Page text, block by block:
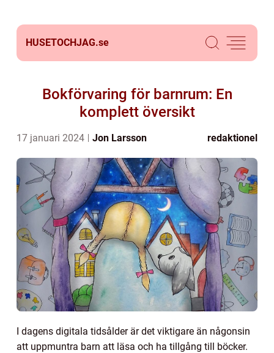
HUSETOCHJAG.se
Bokförvaring för barnrum: En
komplett översikt
17 januari 2024 Jon Larsson redaktionel
I dagens digitala tidsålder är det viktigare än någonsin
att uppmuntra barn att läsa och ha tillgång till böcker.